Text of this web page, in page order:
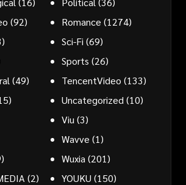
(92) Romance (1274)
Sci-Fi (69)
Sports (26)
(49) TencentVideo (133)
Uncategorized (10)
Viu (3)
Wavve (1)
Wuxia (201)
(2) YOUKU (150)